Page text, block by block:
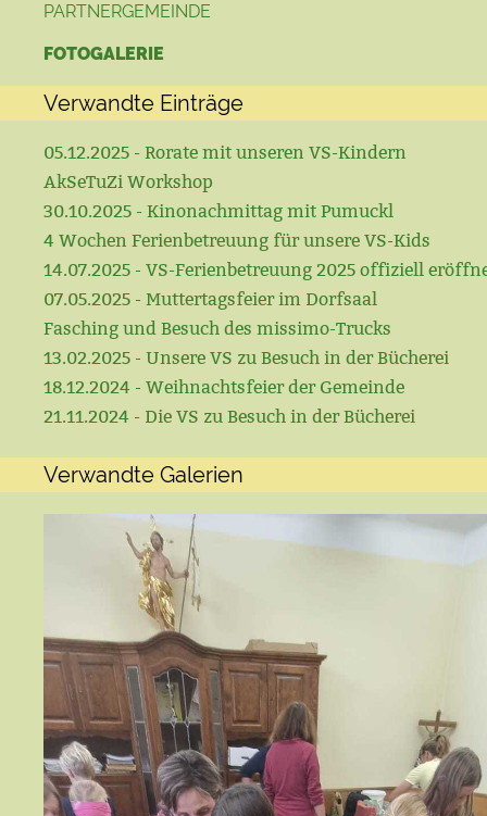
PARTNERGEMEINDE
FOTOGALERIE
Verwandte Einträge
05.12.2025 - Rorate mit unseren VS-Kindern
AkSeTuZi Workshop
30.10.2025 - Kinonachmittag mit Pumuckl
4 Wochen Ferienbetreuung für unsere VS-Kids
14.07.2025 - VS-Ferienbetreuung 2025 offiziell
07.05.2025 - Muttertagsfeier im Dorfsaal
Fasching und Besuch des missimo-Trucks
13.02.2025 - Unsere VS zu Besuch in der Bücherei
18.12.2024 - Weihnachtsfeier der Gemeinde
21.11.2024 - Die VS zu Besuch in der Bücherei
Verwandte Galerien